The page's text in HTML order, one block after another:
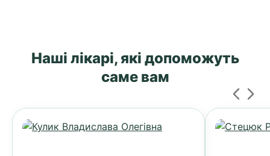
Наші лікарі, які допоможуть
саме вам